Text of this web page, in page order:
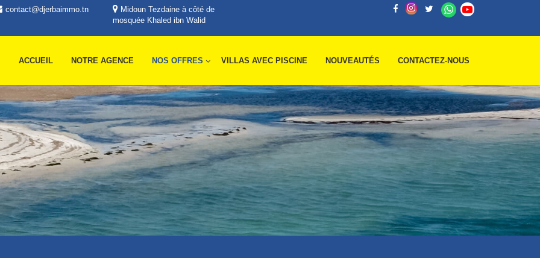
contact@djerbaimmo.tn
Midoun Tezdaine à côté de
mosquée Khaled ibn Walid
ACCUEIL NOTRE AGENCE NOS OFFRES VILLAS AVEC PISCINE NOUVEAUTÉS CONTACTEZ-NOUS